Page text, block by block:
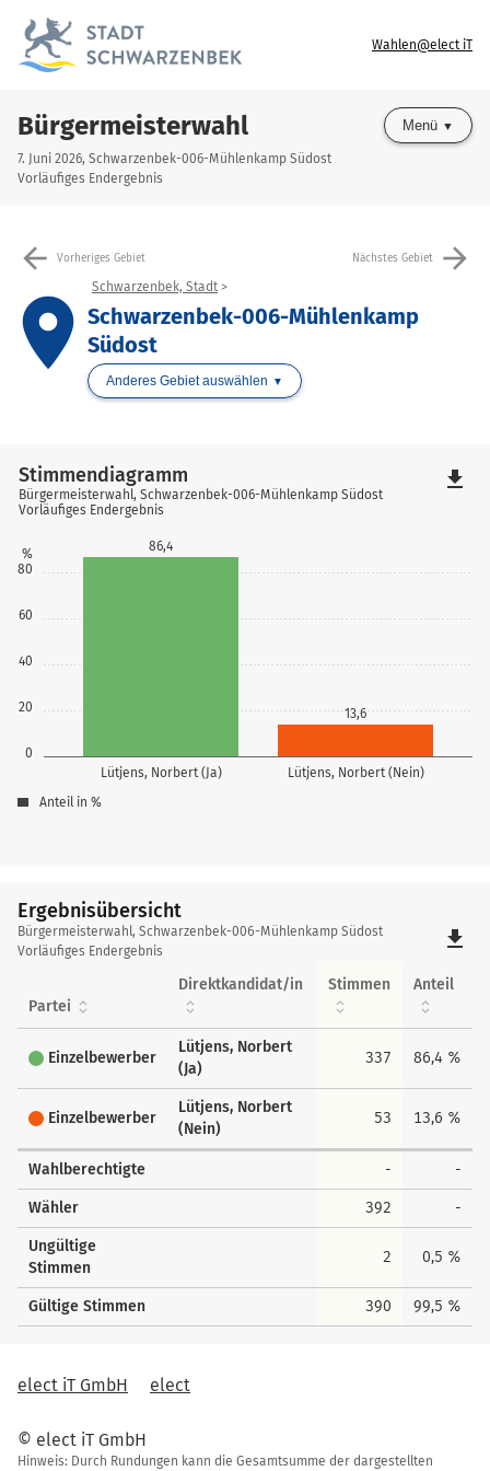
Wahlen@elect iT
Bürgermeisterwahl
7. Juni 2026, Schwarzenbek-006-Mühlenkamp Südost
Vorläufiges Endergebnis
Menü
arrow_back Vorheriges Gebiet Nächstes Gebiet arrow_forward
place
Schwarzenbek, Stadt
Schwarzenbek-006-Mühlenkamp
Südost
Anderes Gebiet auswählen
0
20
40
60
80
%
Lütjens, Norbert (Ja) Lütjens, Norbert (Nein)
86,4
13,6
Stimmendiagramm
Bürgermeisterwahl, Schwarzenbek-006-Mühlenkamp Südost
Vorläufiges Endergebnis
Anteil in %
file_download
Ergebnisübersicht
Ergebnisübersicht
Bürgermeisterwahl, Schwarzenbek-006-Mühlenkamp Südost
Vorläufiges Endergebnis
file_download
Partei
Direktkandidat/in Stimmen Anteil
Einzelbewerber
Lütjens, Norbert
(Ja)
337 86,4 %
Einzelbewerber
Lütjens, Norbert
(Nein)
53 13,6 %
Wahlberechtigte - -
Wähler 392 -
Ungültige
Stimmen
2 0,5 %
Gültige Stimmen 390 99,5 %
elect iT GmbH elect
© elect iT GmbH
Hinweis: Durch Rundungen kann die Gesamtsumme der dargestellten